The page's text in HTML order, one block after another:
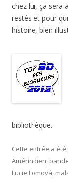
chez lui, ça sera
restés et pour
histoire, bien
bibliothèque.
Cette entrée a
Amérindien,
Lucie Lomová,